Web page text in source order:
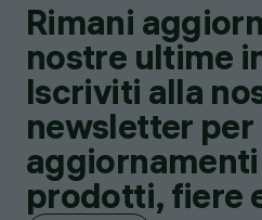
Rimani
nostre ultime
Iscriviti alla
newsletter
prodotti, fiere